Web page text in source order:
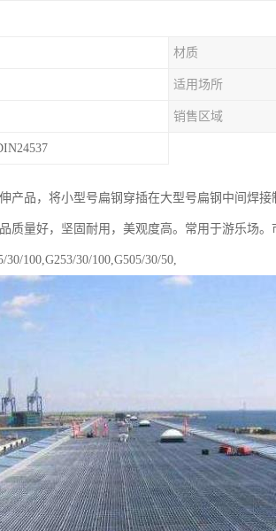
材质
适用场所
销售区域
产品，将小型号扁钢穿插在大型号扁钢中间焊
质量好，坚固耐用，美观度高。常用于游乐场。
100,G253/30/100,G505/30/50,